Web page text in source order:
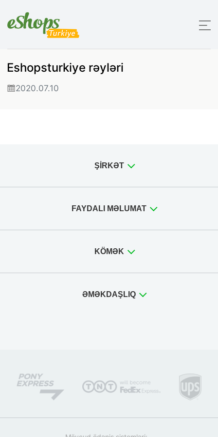
Eshopsturkiye rəyləri
2020.07.10
ŞIRKƏT
FAYDALI MƏLUMAT
KÖMƏK
ƏMƏKDAŞLIQ